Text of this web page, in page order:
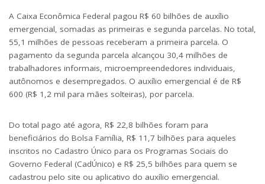
A Caixa Econômica Federal pagou R$ 60 bilhões de auxílio
emergencial, somadas as primeiras e segunda parcelas. No total,
55,1 milhões de pessoas receberam a primeira parcela. O
pagamento da segunda parcela alcançou 30,4 milhões de
trabalhadores informais, microempreendedores individuais,
autônomos e desempregados. O auxílio emergencial é de R$
600 (R$ 1,2 mil para mães solteiras), por parcela.
Do total pago até agora, R$ 22,8 bilhões foram para
beneficiários do Bolsa Família, R$ 11,7 bilhões para aqueles
inscritos no Cadastro Único para os Programas Sociais do
Governo Federal (CadÚnico) e R$ 25,5 bilhões para quem se
cadastrou pelo site ou aplicativo do auxílio emergencial.